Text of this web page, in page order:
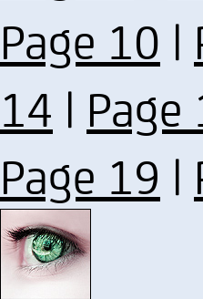
Page 10 |
14 | Page
Page 19 |